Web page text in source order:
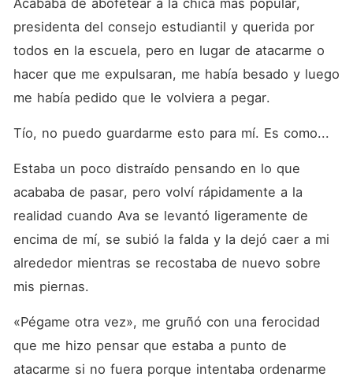
Acababa de abofetear a la chica más popular,
presidenta del consejo estudiantil y querida por
todos en la escuela, pero en lugar de atacarme o
hacer que me expulsaran, me había besado y luego
me había pedido que le volviera a pegar.
Tío, no puedo guardarme esto para mí. Es como...
Estaba un poco distraído pensando en lo que
acababa de pasar, pero volví rápidamente a la
realidad cuando Ava se levantó ligeramente de
encima de mí, se subió la falda y la dejó caer a mi
alrededor mientras se recostaba de nuevo sobre
mis piernas.
«Pégame otra vez», me gruñó con una ferocidad
que me hizo pensar que estaba a punto de
atacarme si no fuera porque intentaba ordenarme